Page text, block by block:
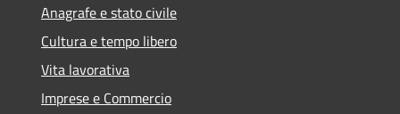
Anagrafe e stato civile
Cultura e tempo libero
Vita lavorativa
Imprese e Commercio